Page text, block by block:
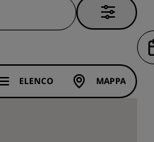
ELENCO MAPPA